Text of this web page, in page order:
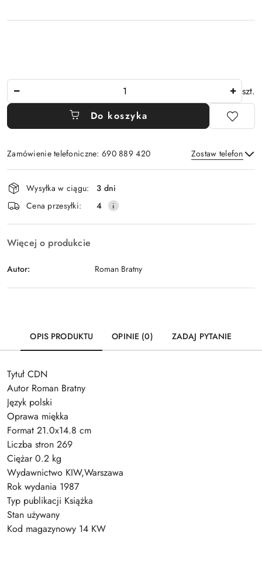
szt.
Do koszyka
Zamówienie telefoniczne: 690 889 420 Zostaw telefon
Wyślij
Dostępność
i
dostawa
Wysyłka w ciągu:
3 dni
Cena przesyłki:
4
Więcej o produkcie
Autor: Roman Bratny
OPIS PRODUKTU OPINIE (0) ZADAJ PYTANIE
Tytuł CDN
Autor Roman Bratny
Język polski
Oprawa miękka
Format 21.0x14.8 cm
Liczba stron 269
Ciężar 0.2 kg
Wydawnictwo KIW,Warszawa
Rok wydania 1987
Typ publikacji Książka
Stan używany
Kod magazynowy 14 KW